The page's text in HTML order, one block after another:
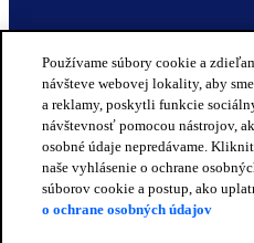
Používame súbory cookie a
návšteve webovej lokality, aby
a reklamy, poskytli funkcie
návštevnosť pomocou nástrojov,
osobné údaje nepredávame.
naše vyhlásenie o ochrane
súborov cookie a postup, ako
o ochrane osobných údajov